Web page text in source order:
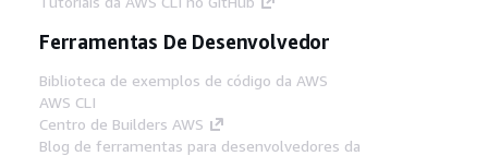
Ferramentas De Desenvolvedor
Biblioteca de exemplos de código da AWS
AWS CLI
Centro de Builders AWS
Blog de ferramentas para desenvolvedores da